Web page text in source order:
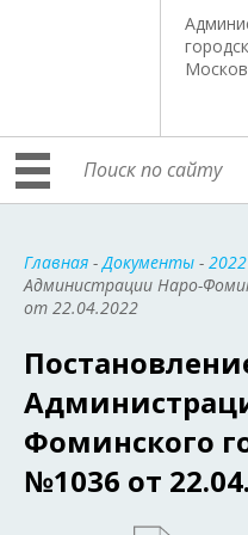
Главная -Документы - 2022
Администрации Наро-
от 22.04.2022
Фоминского
№1036 от